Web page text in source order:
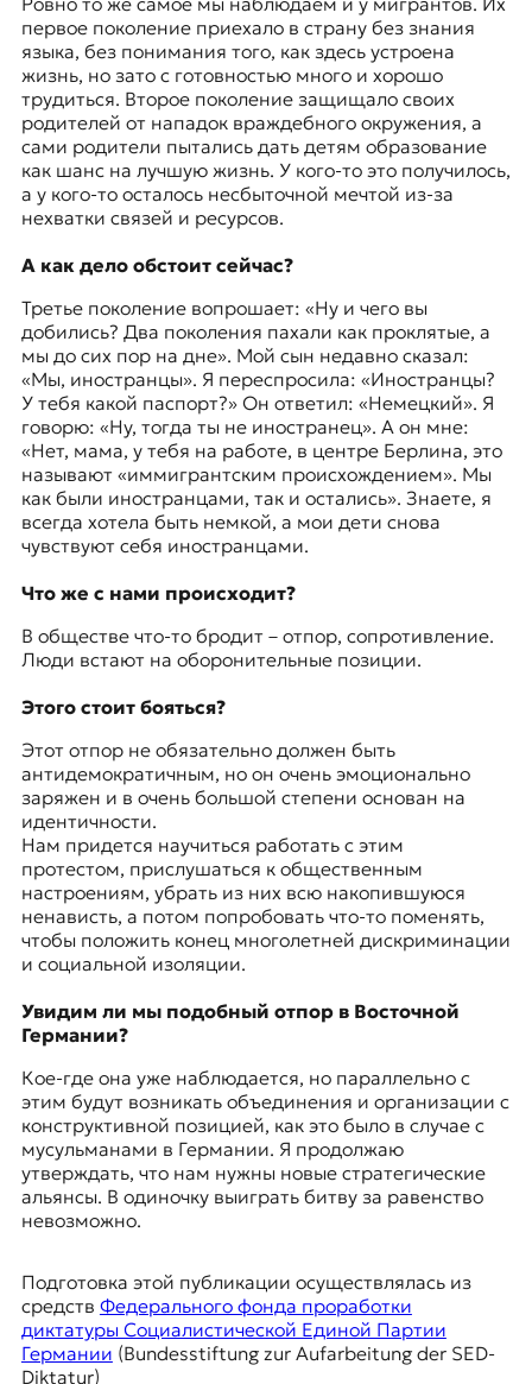
первое поколение приехало в страну без знания
языка, без понимания того, как здесь устроена
жизнь, но зато с готовностью много и хорошо
трудиться. Второе поколение защищало своих
родителей от нападок враждебного окружения, а
сами родители пытались дать детям образование
как шанс на лучшую жизнь. У кого-то это получилось,
а у кого-то осталось несбыточной мечтой из-за
нехватки связей и ресурсов.
А как дело обстоит сейчас?
Третье поколение вопрошает: «Ну и чего вы
добились? Два поколения пахали как проклятые, а
мы до сих пор на дне». Мой сын недавно сказал:
«Мы, иностранцы». Я переспросила: «Иностранцы?
У тебя какой паспорт?» Он ответил: «Немецкий». Я
говорю: «Ну, тогда ты не иностранец». А он мне:
«Нет, мама, у тебя на работе, в центре Берлина, это
называют «иммигрантским происхождением». Мы
как были иностранцами, так и остались». Знаете, я
всегда хотела быть немкой, а мои дети снова
чувствуют себя иностранцами.
Что же с нами происходит?
В обществе что-то бродит – отпор, сопротивление.
Люди встают на оборонительные позиции.
Этого стоит бояться?
Этот отпор не обязательно должен быть
антидемократичным, но он очень эмоционально
заряжен и в очень большой степени основан на
идентичности.
Нам придется научиться работать с этим
протестом, прислушаться к общественным
настроениям, убрать из них всю накопившуюся
ненависть, а потом попробовать что-то поменять,
чтобы положить конец многолетней дискриминации
и социальной изоляции.
Увидим ли мы подобный отпор в Восточной
Германии?
Кое-где она уже наблюдается, но параллельно с
этим будут возникать объединения и организации с
конструктивной позицией, как это было в случае с
мусульманами в Германии. Я продолжаю
утверждать, что нам нужны новые стратегические
альянсы. В одиночку выиграть битву за равенство
невозможно.
Подготовка этой публикации осуществлялась из
средств Федерального фонда проработки
диктатуры Социалистической Единой Партии
Германии (Bundesstiftung zur Aufarbeitung der SED-
Diktatur)